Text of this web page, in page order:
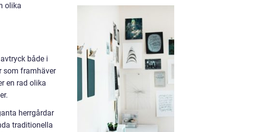
olika
både i
som framhäver
en rad olika
herrgårdar
traditionella